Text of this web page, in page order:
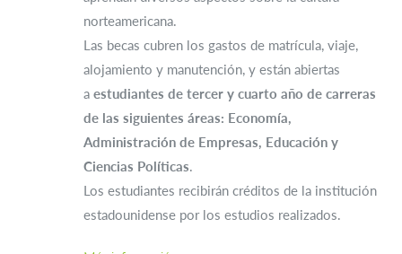
norteamericana.
Las becas cubren los gastos de matrícula, viaje,
alojamiento y manutención, y están abiertas
a estudiantes de tercer y cuarto año de carreras
de las siguientes áreas: Economía,
Administración de Empresas, Educación y
Ciencias Políticas.
Los estudiantes recibirán créditos de la institución
estadounidense por los estudios realizados.